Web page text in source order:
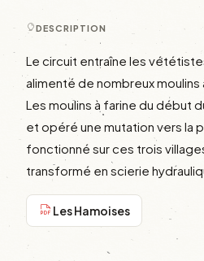
DESCRIPTION
Le circuit entraîne les
alimenté de nombreux moulins
Les moulins à farine du début
et opéré une mutation vers la
fonctionné sur ces trois
transformé en scierie
Les Hamoises